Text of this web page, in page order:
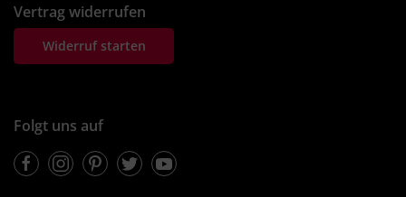
Vertrag widerrufen
Widerruf starten
Folgt uns auf
FacebookInstagramPinterestTwitterYoutube